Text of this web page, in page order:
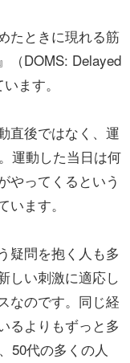
たときに現れる筋
（DOMS: Delayed
ます。
直後ではなく、運
運動した当日は何
やってくるという
ます。
疑問を抱く人も多
しい刺激に適応し
なのです。同じ経
るよりもずっと多
50代の多くの人